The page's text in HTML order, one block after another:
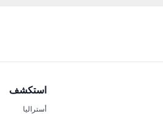
استكشف
أستراليا